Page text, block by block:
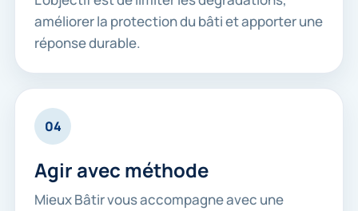
améliorer la protection du bâti et apporter une
réponse durable.
04
Agir avec méthode
Mieux Bâtir vous accompagne avec une